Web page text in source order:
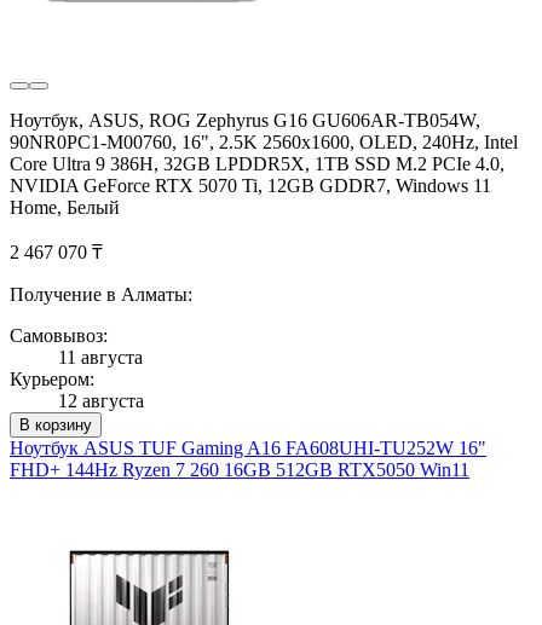
Ноутбук, ASUS, ROG Zephyrus G16 GU606AR-TB054W,
90NR0PC1-M00760, 16", 2.5K 2560x1600, OLED, 240Hz, Intel
Core Ultra 9 386H, 32GB LPDDR5X, 1TB SSD M.2 PCIe 4.0,
NVIDIA GeForce RTX 5070 Ti, 12GB GDDR7, Windows 11
Home, Белый
2 467 070 ₸
Получение в Алматы:
Самовывоз:
11 августа
Курьером:
12 августа
В корзину
Ноутбук ASUS TUF Gaming A16 FA608UHI-TU252W 16"
FHD+ 144Hz Ryzen 7 260 16GB 512GB RTX5050 Win11